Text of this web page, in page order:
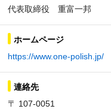
代表取締役 重富一邦
ホームページ
https://www.one-polish.jp/
連絡先
〒 107-0051